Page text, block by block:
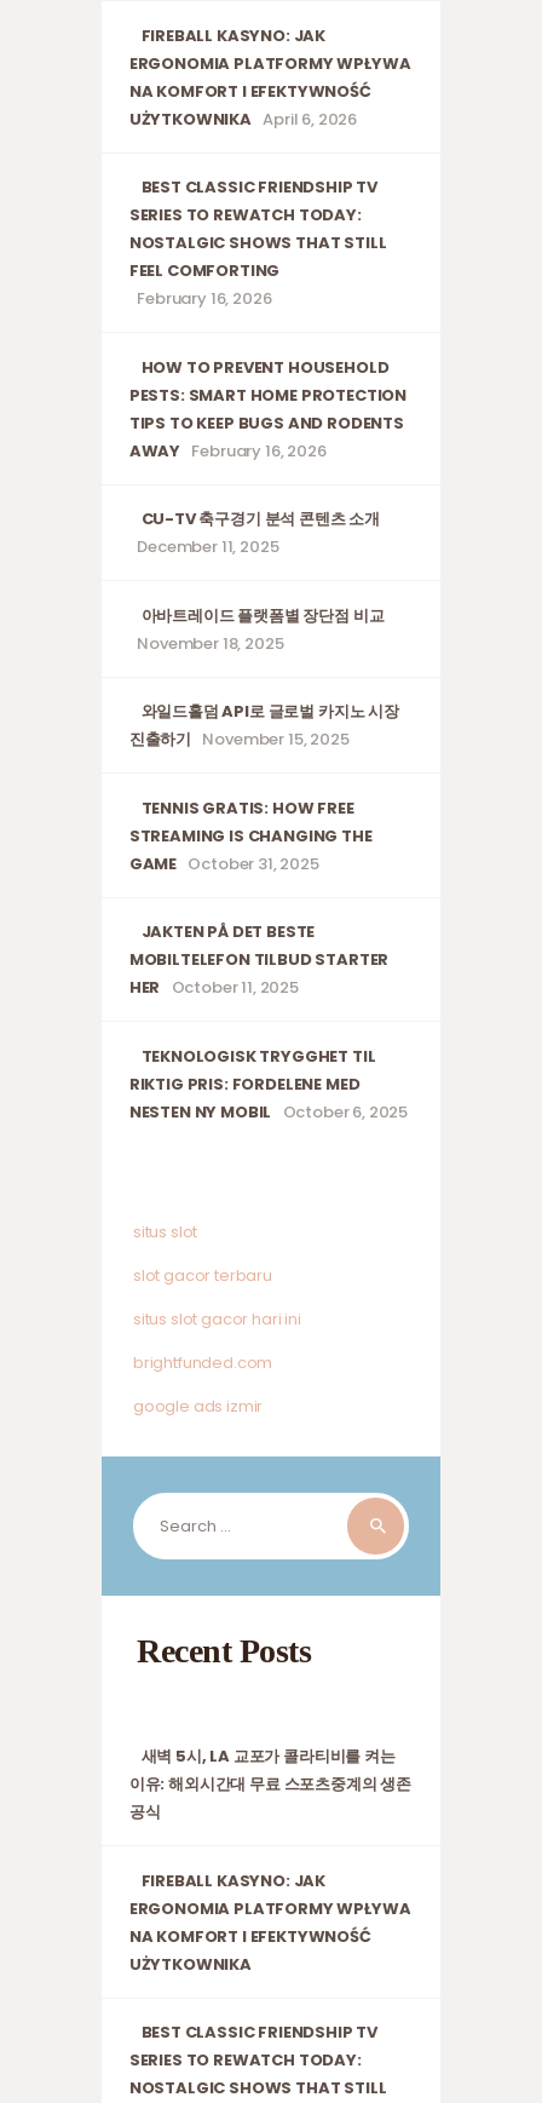
FIREBALL KASYNO: JAK
ERGONOMIA PLATFORMY WPŁYWA
NA KOMFORT I EFEKTYWNOŚĆ
UŻYTKOWNIKA April 6, 2026
BEST CLASSIC FRIENDSHIP TV
SERIES TO REWATCH TODAY:
NOSTALGIC SHOWS THAT STILL
FEEL COMFORTING
February 16, 2026
HOW TO PREVENT HOUSEHOLD
PESTS: SMART HOME PROTECTION
TIPS TO KEEP BUGS AND RODENTS
AWAY February 16, 2026
CU-TV 축구경기 분석 콘텐츠 소개
December 11, 2025
아바트레이드 플랫폼별 장단점 비교
November 18, 2025
와일드홀덤 API로 글로벌 카지노 시장
진출하기 November 15, 2025
TENNIS GRATIS: HOW FREE
STREAMING IS CHANGING THE
GAME October 31, 2025
JAKTEN PÅ DET BESTE
MOBILTELEFON TILBUD STARTER
HER
October 11, 2025
TEKNOLOGISK TRYGGHET TIL
RIKTIG PRIS: FORDELENE MED
NESTEN NY MOBIL
October 6, 2025
situs slot
slot gacor terbaru
situs slot gacor hari ini
brightfunded.com
google ads izmir
Search
for:
Recent Posts
새벽 5시, LA 교포가 콜라티비를 켜는
이유: 해외시간대 무료 스포츠중계의 생존
공식
FIREBALL KASYNO: JAK
ERGONOMIA PLATFORMY WPŁYWA
NA KOMFORT I EFEKTYWNOŚĆ
UŻYTKOWNIKA
BEST CLASSIC FRIENDSHIP TV
SERIES TO REWATCH TODAY:
NOSTALGIC SHOWS THAT STILL